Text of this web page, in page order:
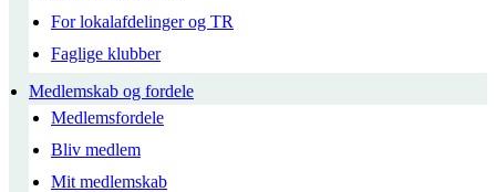
For lokalafdelinger og TR
Faglige klubber
Medlemskab og fordele
Medlemsfordele
Bliv medlem
Mit medlemskab